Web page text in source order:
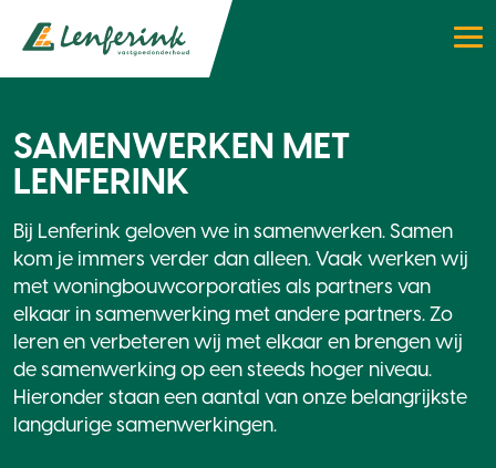
SAMENWERKEN MET
LENFERINK
Bij Lenferink geloven we in samenwerken. Samen
kom je immers verder dan alleen. Vaak werken wij
met woningbouwcorporaties als partners van
elkaar in samenwerking met andere partners. Zo
leren en verbeteren wij met elkaar en brengen wij
de samenwerking op een steeds hoger niveau.
Hieronder staan een aantal van onze belangrijkste
langdurige samenwerkingen.